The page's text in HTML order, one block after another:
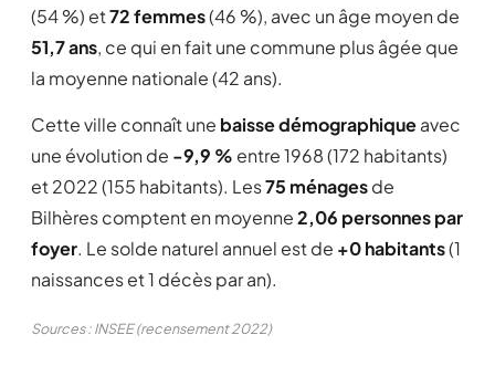
(54 %) et72 femmes(46 %), avec un âge moyen de
51,7 ans, ce qui en fait une commune plus âgée que
la moyenne nationale (42 ans).
Cette ville connaît une baisse démographiqueavec
une évolution de -9,9 % entre 1968 (172 habitants)
et 2022 (155 habitants). Les75 ménagesde
Bilhères comptent en moyenne2,06 personnes par
foyer. Le solde naturel annuel est de +0 habitants(1
naissances et 1 décès par an).
Sources : INSEE (recensement 2022)